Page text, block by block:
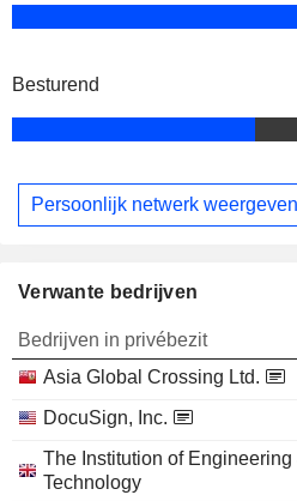
Besturend
Persoonlijk netwerk weergeven
Verwante bedrijven
Bedrijven in privébezit
Asia Global Crossing Ltd.
DocuSign, Inc.
The Institution of Engineering
Technology